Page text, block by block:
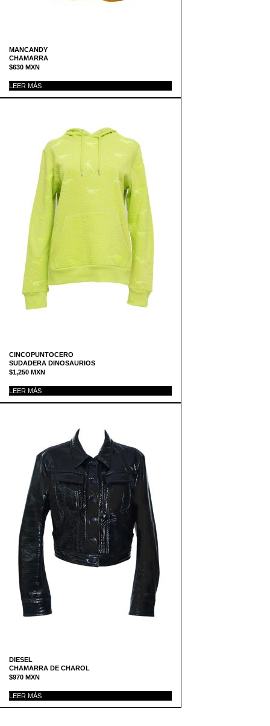
MANCANDY
CHAMARRA
$630 MXN
LEER MÁS
CINCOPUNTOCERO
SUDADERA DINOSAURIOS
$1,250 MXN
LEER MÁS
DIESEL
CHAMARRA DE CHAROL
$970 MXN
LEER MÁS